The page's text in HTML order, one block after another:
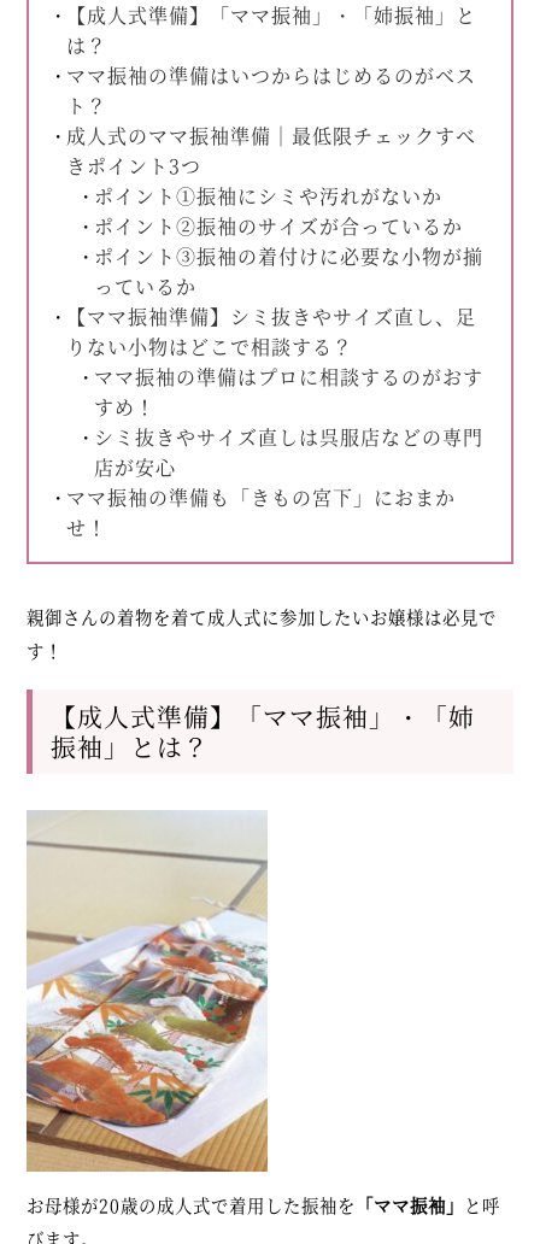
【成人式準備】「ママ振袖」・「姉振袖」と
は？
ママ振袖の準備はいつからはじめるのがベス
ト？
成人式のママ振袖準備｜最低限チェックすべ
きポイント3つ
ポイント①振袖にシミや汚れがないか
ポイント②振袖のサイズが合っているか
ポイント③振袖の着付けに必要な小物が揃
っているか
【ママ振袖準備】シミ抜きやサイズ直し、足
りない小物はどこで相談する？
ママ振袖の準備はプロに相談するのがおす
すめ！
シミ抜きやサイズ直しは呉服店などの専門
店が安心
ママ振袖の準備も「きもの宮下」におまか
せ！
親御さんの着物を着て成人式に参加したいお嬢様は必見で
す！
【成人式準備】「ママ振袖」・「姉
振袖」とは？
お母様が20歳の成人式で着用した振袖を 「ママ振袖」 と呼
びます。